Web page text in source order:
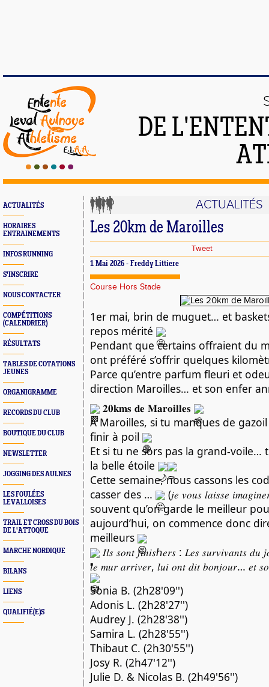
DE
ACTUALITÉS
HORAIRES
ENTRAINEMENTS
INFOS RUNNING
S'INSCRIRE
NOUS CONTACTER
COMPÉTITIONS
(CALENDRIER)
RÉSULTATS
TABLES DE COTATIONS
JEUNES
ORGANIGRAMME
RECORDS DU CLUB
BOUTIQUE DU CLUB
NEWSLETTER
JOGGING DES AULNES
LES FOULÉES
LEVALLOISES
TRAIL ET CROSS DU BOIS
DE L'ATTOQUE
MARCHE NORDIQUE
BILANS
LIENS
QUALIFIÉ(E)S
ACTUALITÉS
Les 20km de Maroilles
Tweet
1 Mai 2026 - Freddy Littiere
Course Hors Stade
1er mai, brin de muguet… et
repos mérité
Pendant que certains offraient du
ont préféré s’offrir quelques
Parce qu’entre parfum fleuri et
direction Maroilles… et son enfer
𝟐𝟎𝐤𝐦𝐬 𝐝𝐞 𝐌𝐚𝐫𝐨𝐢𝐥𝐥𝐞𝐬
À Maroilles, si tu manques de
finir à poil
Et si tu ne sors pas la grand-voile…
la belle étoile
Cette semaine, nous cassons les
casser des …
(𝑗𝑒 𝑣𝑜𝑢𝑠 𝑙𝑎𝑖𝑠𝑠𝑒
souvent qu’on garde le meilleur
aujourd’hui, on commence donc
meilleurs
𝐼𝑙𝑠 𝑠𝑜𝑛𝑡 𝑓𝑖𝑛𝑖𝑠ℎ𝑒𝑟𝑠 : 𝐿𝑒𝑠 𝑠𝑢𝑟𝑣𝑖𝑣𝑎𝑛𝑡𝑠
𝑙𝑒 𝑚𝑢𝑟 𝑎𝑟𝑟𝑖𝑣𝑒𝑟, 𝑙𝑢𝑖 𝑜𝑛𝑡 𝑑𝑖𝑡 𝑏𝑜𝑛𝑗𝑜𝑢𝑟… 𝑒𝑡
Sonia B. (2h28'09'')
Adonis L. (2h28'27'')
Audrey J. (2h28'38'')
Samira L. (2h28'55'')
Thibaut C. (2h30'55'')
Josy R. (2h47'12'')
Julie D. & Nicolas B. (2h49'56'')